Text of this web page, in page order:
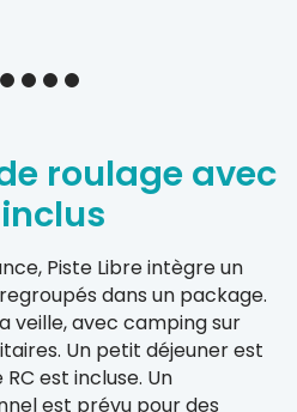
roulage avec
Piste Libre intègre un
dans un package.
veille, avec camping sur
Un petit déjeuner est
est incluse. Un
est prévu pour des